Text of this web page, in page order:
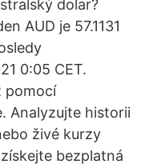
dolar?
AUD je 57.1131
0:05 CET.
pomocí
Analyzujte historii
živé kurzy
bezplatná